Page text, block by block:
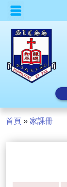
首頁 » 家課冊